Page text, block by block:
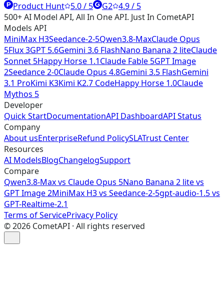
Product Hunt 5.0 / 5 G2 4.9 / 5
500+ AI Model API, All In One API. Just In CometAPI
Models API
MiniMax H3Seedance-2-5Qwen3.8-MaxClaude Opus
5Flux 3GPT 5.6Gemini 3.6 FlashNano Banana 2 liteClaude
Sonnet 5Happy Horse 1.1Claude Fable 5GPT Image
2Seedance 2-0Claude Opus 4.8Gemini 3.5 FlashGemini
3.1 ProKimi K3Kimi K2.7 CodeHappy Horse 1.0Claude
Mythos 5
Developer
Quick StartDocumentationAPI DashboardAPI Status
Company
About usEnterpriseRefund PolicySLATrust Center
Resources
AI ModelsBlogChangelogSupport
Compare
Qwen3.8-Max vs Claude Opus 5Nano Banana 2 lite vs
GPT Image 2MiniMax H3 vs Seedance-2-5gpt-audio-1.5 vs
GPT-Realtime-2.1
Terms of ServicePrivacy Policy
©2026 CometAPI · All rights reserved